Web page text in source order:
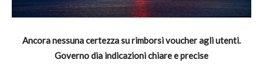
Ancora nessuna certezza su rimborsi voucher agli utenti.
Governo dia indicazioni chiare e precise